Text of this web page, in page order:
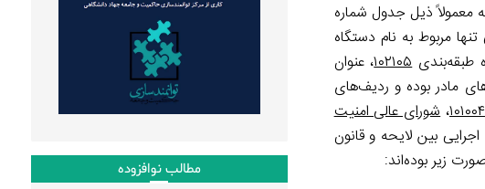
معمولاً ذیل جدول شماره
مربوط به نام دستگاه
طبقه‌بندی۱۰۲۱۰۵، عنوان
مادر بوده و ردیف‌های
۱۰۱۰۰۴،شورای عالی امنیت
بین لایحه و قانون
مطالب نوافزوده